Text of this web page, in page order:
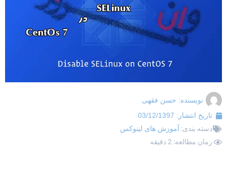
نویسنده:حسن فقهی
تاریخ انتشار: 03/12/1397
دسته بندی:آموزش های لینوکس
زمان مطالعه: 2 دقیقه